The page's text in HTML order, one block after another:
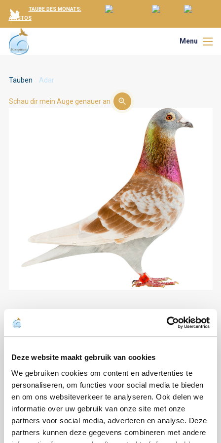
Deze website maakt gebruik van cookies
We gebruiken cookies om content en advertenties te
personaliseren, om functies voor social media te bieden
en om ons websiteverkeer te analyseren. Ook delen we
informatie over uw gebruik van onze site met onze
partners voor social media, adverteren en analyse. Deze
partners kunnen deze gegevens combineren met andere
TAUBE DES MONATS:
ARISTOS
Menu
Tauben Adar
Schau dir mein Auge genauer an